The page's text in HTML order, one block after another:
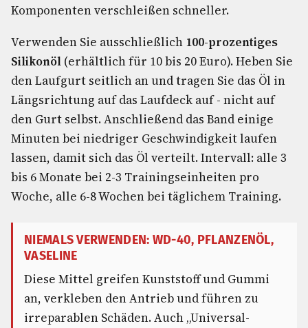
Komponenten verschleißen schneller.
Verwenden Sie ausschließlich 100-prozentiges
Silikonöl (erhältlich für 10 bis 20 Euro). Heben Sie
den Laufgurt seitlich an und tragen Sie das Öl in
Längsrichtung auf das Laufdeck auf - nicht auf
den Gurt selbst. Anschließend das Band einige
Minuten bei niedriger Geschwindigkeit laufen
lassen, damit sich das Öl verteilt. Intervall: alle 3
bis 6 Monate bei 2-3 Trainingseinheiten pro
Woche, alle 6-8 Wochen bei täglichem Training.
NIEMALS VERWENDEN: WD-40, PFLANZENÖL,
VASELINE
Diese Mittel greifen Kunststoff und Gummi
an, verkleben den Antrieb und führen zu
irreparablen Schäden. Auch „Universal-